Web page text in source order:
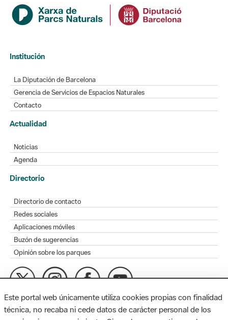
Institución
La Diputación de Barcelona
Gerencia de Servicios de Espacios Naturales
Contacto
Actualidad
Noticias
Agenda
Directorio
Directorio de contacto
Redes sociales
Aplicaciones móviles
Buzón de sugerencias
Opinión sobre los parques
MAPA WEB AVISO LEGAL ACCESIBILIDAD
Este portal web únicamente utiliza cookies propias con finalidad
técnica, no recaba ni cede datos de carácter personal de los